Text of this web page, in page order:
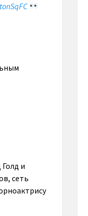
и
сеть